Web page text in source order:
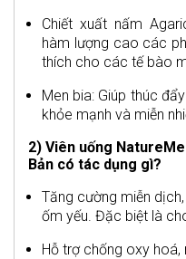
Chiết xuất nấm
hàm lượng cao các
thích cho các tế bào
Men bia: Giúp thúc
khỏe mạnh và miễn
2) Viên uống
Bản có tác dụng gì?
Tăng cường miễn
ốm yếu. Đặc biệt là
Hỗ trợ chống oxy